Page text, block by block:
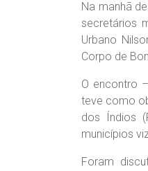
Na manhã
secretários
Urbano
Corpo de
O encontro
teve como
dos Índios
municípios
Foram